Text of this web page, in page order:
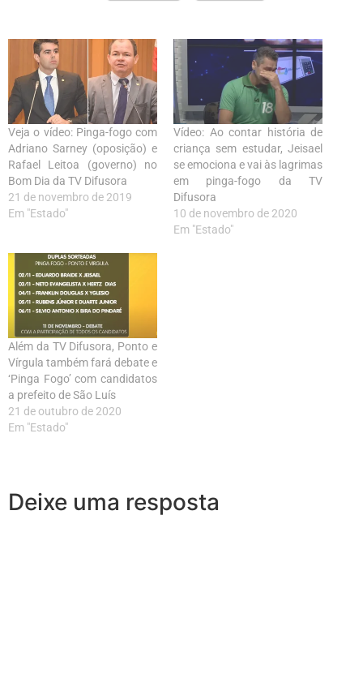
Veja o vídeo: Pinga-fogo com
Adriano Sarney (oposição) e
Rafael Leitoa (governo) no
Bom Dia da TV Difusora
21 de novembro de 2019
Em "Estado"
Vídeo: Ao contar história de
criança sem estudar, Jeisael
se emociona e vai às lagrimas
em pinga-fogo da TV
Difusora
10 de novembro de 2020
Em "Estado"
Além da TV Difusora, Ponto e
Vírgula também fará debate e
‘Pinga Fogo’ com candidatos
a prefeito de São Luís
21 de outubro de 2020
Em "Estado"
Deixe uma resposta